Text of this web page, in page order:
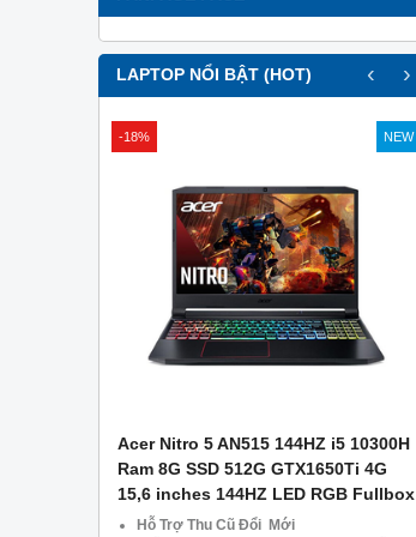
LAPTOP NỔI BẬT (HOT)
-18% NEW
Acer Nitro 5 AN515 144HZ i5 10300H
Ram 8G SSD 512G GTX1650Ti 4G
15,6 inches 144HZ LED RGB Fullbox
Hỗ Trợ Thu Cũ Đổi Mới
‹ ›